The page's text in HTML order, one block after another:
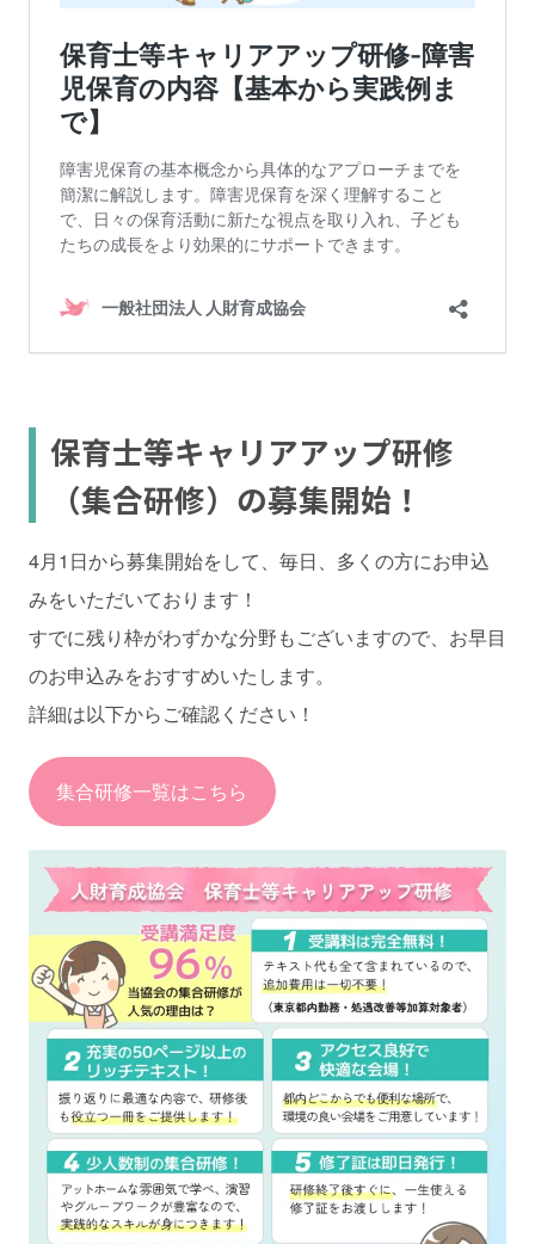
保育士等キャリアアップ研修
（集合研修）の募集開始！
4月1日から募集開始をして、毎日、多くの方にお申込
みをいただいております！
すでに残り枠がわずかな分野もございますので、お早目
のお申込みをおすすめいたします。
詳細は以下からご確認ください！
集合研修一覧はこちら